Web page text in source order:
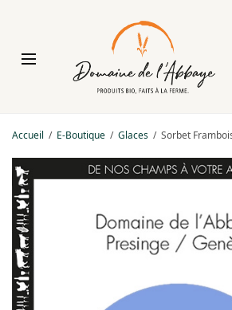
Accueil / E-Boutique / Glaces / Sorbet